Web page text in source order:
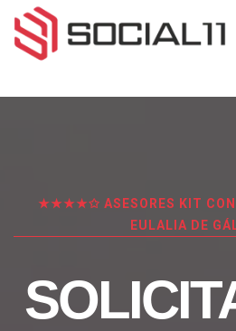
★★★★✩ ASESORES KIT
EULALIA DE